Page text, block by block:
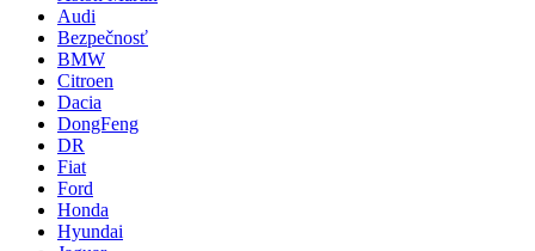
Audi
Bezpečnosť
BMW
Citroen
Dacia
DongFeng
DR
Fiat
Ford
Honda
Hyundai